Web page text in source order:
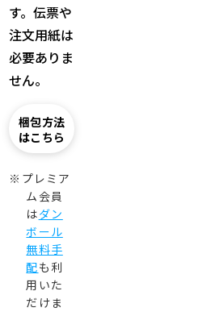
す。伝票や
注文用紙は
必要ありま
せん。
梱包方法
はこちら
※プレミア
ム会員
はダン
ボール
無料手
配も利
用いた
だけま